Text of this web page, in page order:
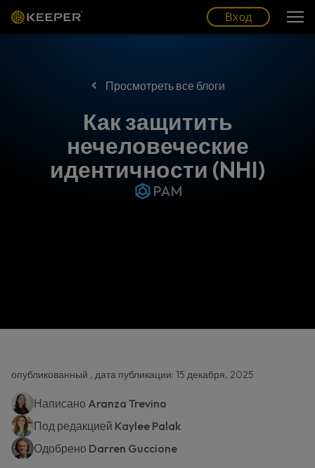
Вход
Просмотреть все блоги
Как защитить
нечеловеческие
идентичности (NHI)
PAM
опубликованный , дата публикации: 15 декабря, 2025
Написано Aranza Trevino
Под редакцией Kaylee Palak
Одобрено Darren Guccione